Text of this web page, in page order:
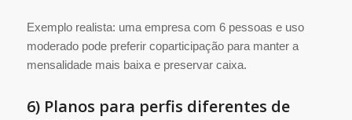
Exemplo realista: uma empresa com 6 pessoas e uso
moderado pode preferir coparticipação para manter a
mensalidade mais baixa e preservar caixa.
6) Planos para perfis diferentes de